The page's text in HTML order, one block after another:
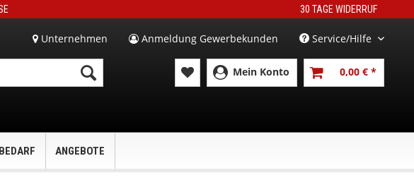
30 TAGE WIDERRUF
Unternehmen Anmeldung Gewerbekunden Service/Hilfe
Mein Konto 0,00 € *
ANGEBOTE